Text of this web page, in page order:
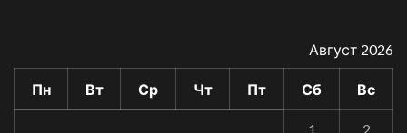
Август 2026
Пн Вт Ср Чт Пт Сб Вс
1 2